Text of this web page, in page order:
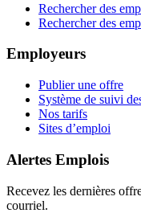
Rechercher des
Rechercher des
Employeurs
Publier une offre
Système de suivi
Nos tarifs
Sites d’emploi
Alertes Emplois
Recevez les dernières
courriel.